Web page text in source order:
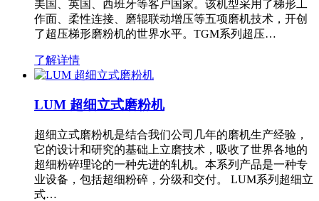
美国、英国、西班牙等客户国家。该机型采用了梯形工
作面、柔性连接、磨辊联动增压等五项磨机技术，开创
了超压梯形磨粉机的世界水平。TGM系列超压…
了解详情
LUM 超细立式磨粉机
超细立式磨粉机是结合我们公司几年的磨机生产经验，
它的设计和研究的基础上立磨技术，吸收了世界各地的
超细粉碎理论的一种先进的轧机。本系列产品是一种专
业设备，包括超细粉碎，分级和交付。 LUM系列超细立
式…